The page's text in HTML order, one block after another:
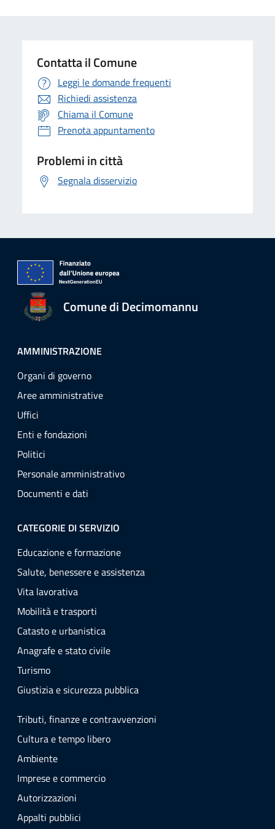
Contatta il Comune
Leggi le domande frequenti
Richiedi assistenza
Chiama il Comune
Prenota appuntamento
Problemi in città
Segnala disservizio
Comune di Decimomannu
AMMINISTRAZIONE
Organi di governo
Aree amministrative
Uffici
Enti e fondazioni
Politici
Personale amministrativo
Documenti e dati
CATEGORIE DI SERVIZIO
Educazione e formazione
Salute, benessere e assistenza
Vita lavorativa
Mobilità e trasporti
Catasto e urbanistica
Anagrafe e stato civile
Turismo
Giustizia e sicurezza pubblica
Tributi, finanze e contravvenzioni
Cultura e tempo libero
Ambiente
Imprese e commercio
Autorizzazioni
Appalti pubblici